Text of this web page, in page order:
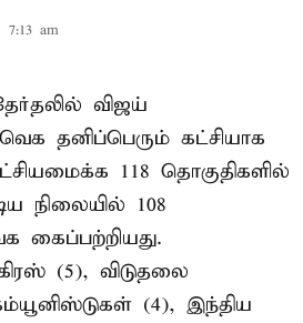
7:13 am
விஜய்
தனிப்பெரும் கட்சியாக
118 தொகுதிகளில்
நிலையில் 108
கைப்பற்றியது.
(5), விடுதலை
(4), இந்திய